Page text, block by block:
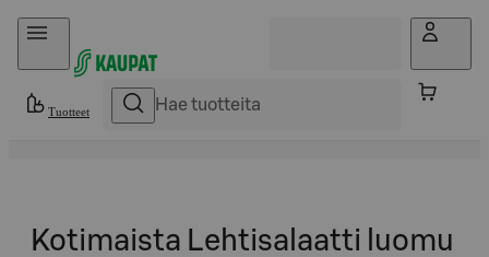
Hyppää sisältöön
Tuotteet
Kotimaista Lehtisalaatti luomu